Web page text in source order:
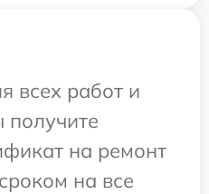
всех работ и
получите
на ремонт
на все